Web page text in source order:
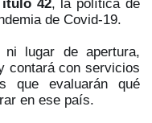
42, la política de
de Covid-19.
lugar de apertura,
contará con servicios
que evaluarán qué
en ese país.